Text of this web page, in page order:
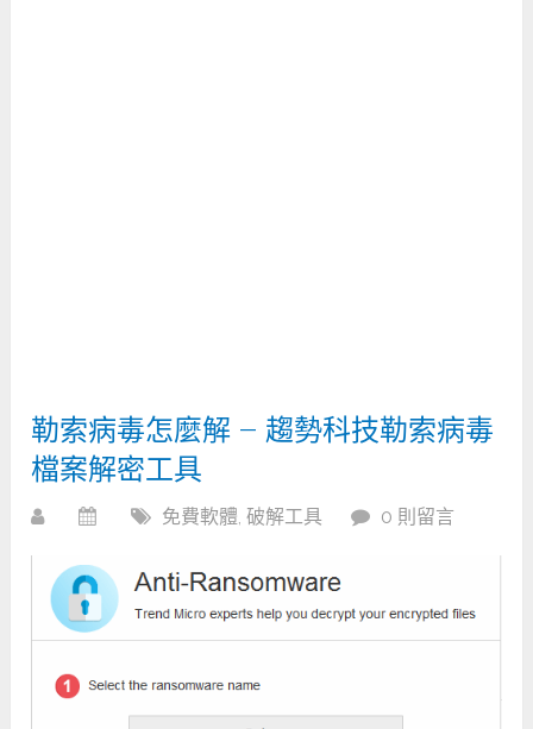
勒索病毒怎麼解 – 趨勢科技勒索病毒
檔案解密工具
免費軟體,破解工具 0 則留言